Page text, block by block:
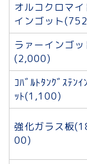
オルコクロマイ
インゴット
ラァーインゴッ
(2,000)
ｺﾊﾞﾙﾄﾀﾝｸﾞｽﾃﾝｲ
ｯﾄ(1,100)
強化ガラス板
00)